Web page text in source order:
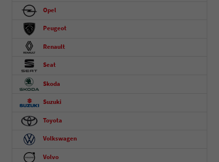
Opel
Peugeot
Renault
Seat
Skoda
Suzuki
Toyota
Volkswagen
Volvo